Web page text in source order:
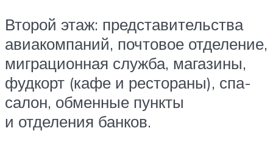
Второй этаж: представительства
авиакомпаний, почтовое отделение,
миграционная служба, магазины,
фудкорт (кафе и рестораны), спа-
салон, обменные пункты
и отделения банков.